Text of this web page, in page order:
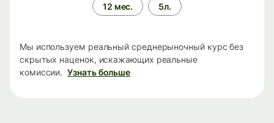
12 мес. 5л.
Мы используем реальный среднерыночный курс без
скрытых наценок, искажающих реальные
комиссии. Узнать больше